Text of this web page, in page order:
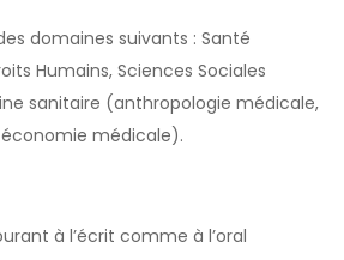
domaines suivants : Santé
Humains, Sciences Sociales
sanitaire (anthropologie médicale,
médicale).
à l’écrit comme à l’oral